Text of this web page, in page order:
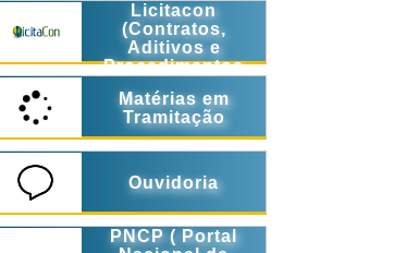
Licitacon
(Contratos,
Aditivos e
Procedimentos
Matérias em
Tramitação
Ouvidoria
PNCP ( Portal